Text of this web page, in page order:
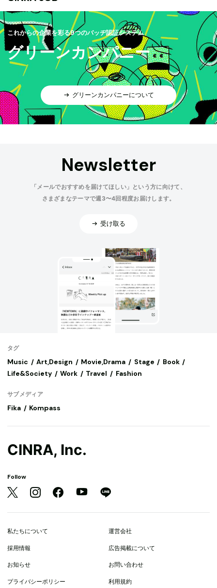
これからの企業を彩る9つのバッヂ認証システム
グリーンカンパニー
グリーンカンパニーについて
Newsletter
「メールでおすすめを届けてほしい」という方に向けて、
さまざまなテーマで週3〜4回程度お届けします。
受け取る
タグ
Music Art,Design Movie,Drama Stage
Book
Life&Society
Work Travel Fashion
サブメディア
Fika Kompass
CINRA, Inc.
Follow
私たちについて 運営会社
採用情報 広告掲載について
お知らせ お問い合わせ
プライバシーポリシー 利用規約